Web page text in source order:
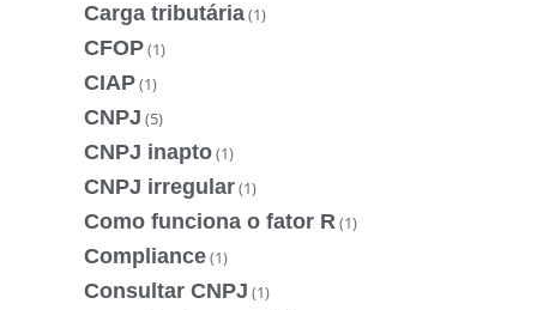
Carga tributária(1)
CFOP(1)
CIAP(1)
CNPJ (5)
CNPJ inapto(1)
CNPJ irregular(1)
Como funciona o fator R(1)
Compliance(1)
Consultar CNPJ (1)